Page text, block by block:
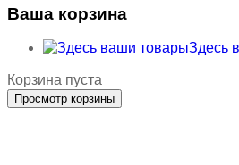
Ваша корзина
Здесь
Корзина пуста